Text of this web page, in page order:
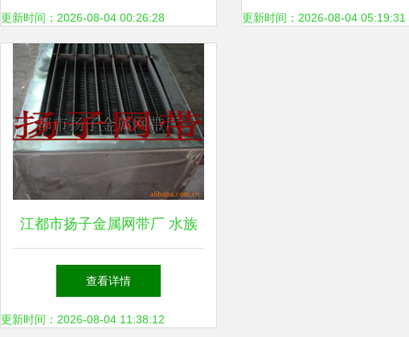
更新时间：2026-08-04 00:26:28 畜牧展｜水族技术创新
更新时间：2026-08-04 05:19:31
江都市扬子金属网带厂 水族
箱专用分离设备产品全览
查看详情
更新时间：2026-08-04 11:38:12